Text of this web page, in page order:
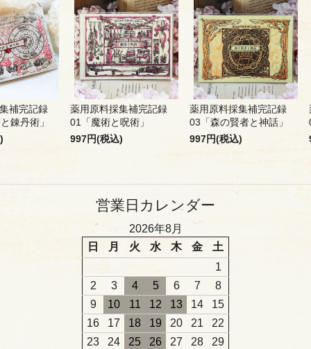
補完記録
錬丹術」
薬用原料採集補完記録
01「魔術と呪術」
997円(税込)
薬用原料採集補完記録
03「森の賢者と神話」
997円(税込)
営業日カレンダー
2026年8月
日
月 火 水 木 金
土
1
2
3 4 5 6 7
8
9
10 11 12 13 14
15
16
17 18 19 20 21
22
23
24 25 26 27 28
29